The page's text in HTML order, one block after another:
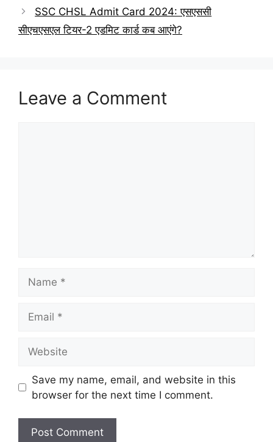
SSC CHSL Admit Card 2024: एसएससी
सीएचएसएल टियर-2 एडमिट कार्ड कब आएंगे?
Leave a Comment
Save my name, email, and website in this
browser for the next time I comment.